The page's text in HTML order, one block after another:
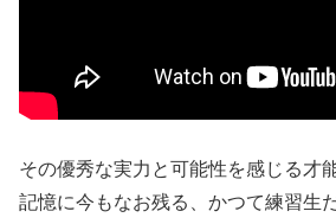
その優秀な実力と可能性を感じる才
記憶に今もなお残る、かつて練習生